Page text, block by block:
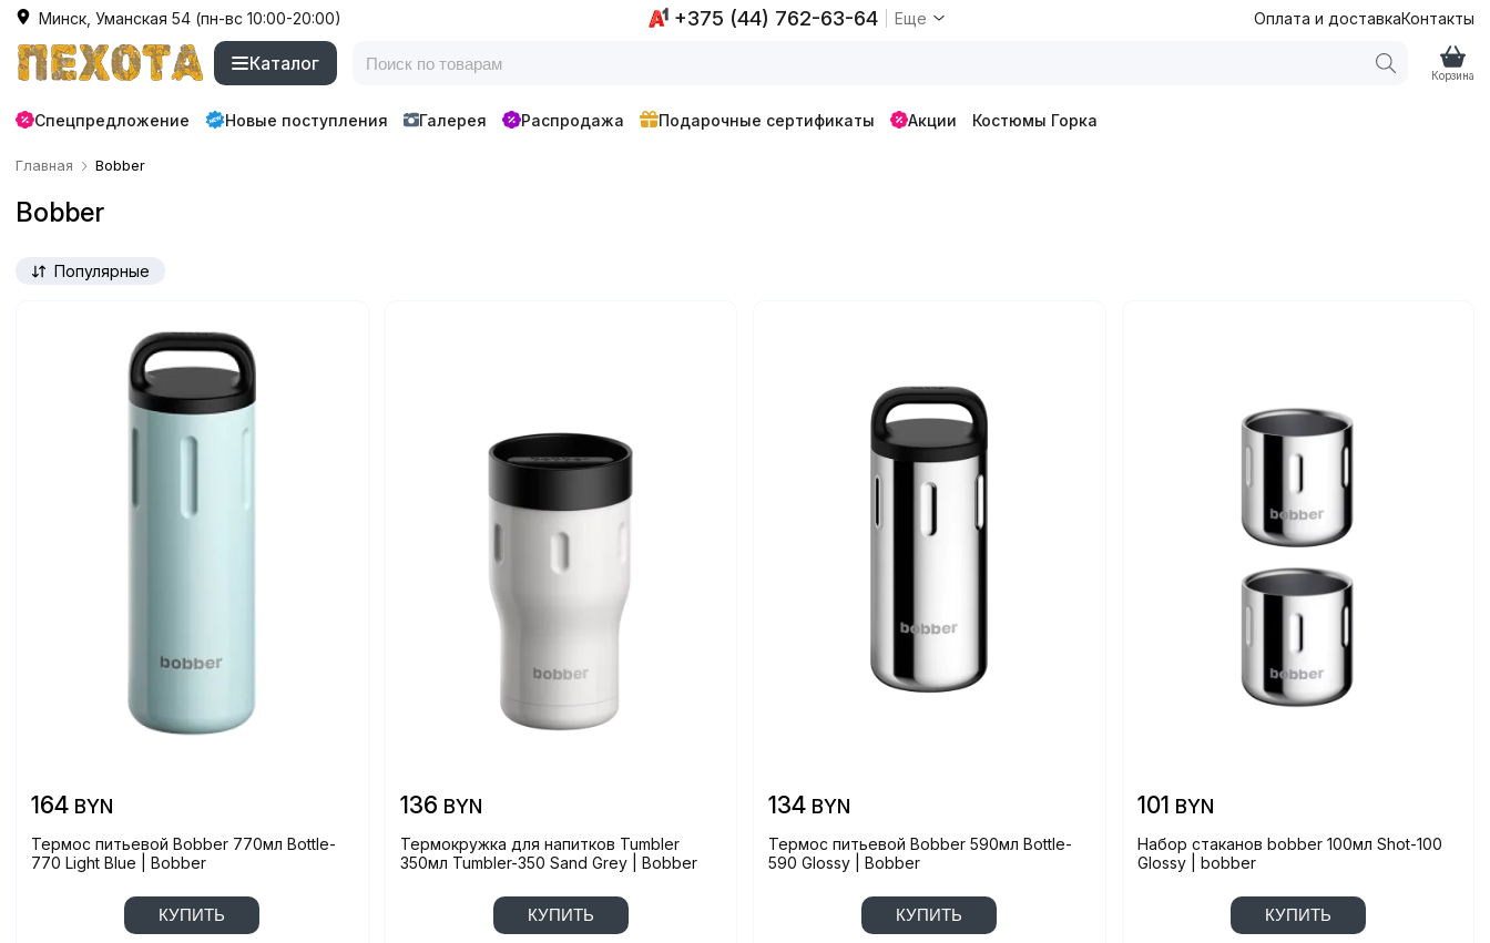
Минск, Уманская 54 (пн-вс 10:00-20:00) +375 (44) 762-63-64 Еще Оплата и доставкаКонтакты
Каталог
Корзина
Спецпредложение Новые поступления Галерея Распродажа Подарочные сертификаты Акции Костюмы Горка
Главная Bobber
Bobber
Популярные
Термос питьевой Bobber 770мл Bottle-
770 Light Blue | Bobber
164 BYN
КУПИТЬ
Термокружка для напитков Tumbler
350мл Tumbler-350 Sand Grey | Bobber
136 BYN
КУПИТЬ
Термос питьевой Bobber 590мл Bottle-
590 Glossy | Bobber
134 BYN
КУПИТЬ
Набор стаканов bobber 100мл Shot-100
Glossy | bobber
101 BYN
КУПИТЬ